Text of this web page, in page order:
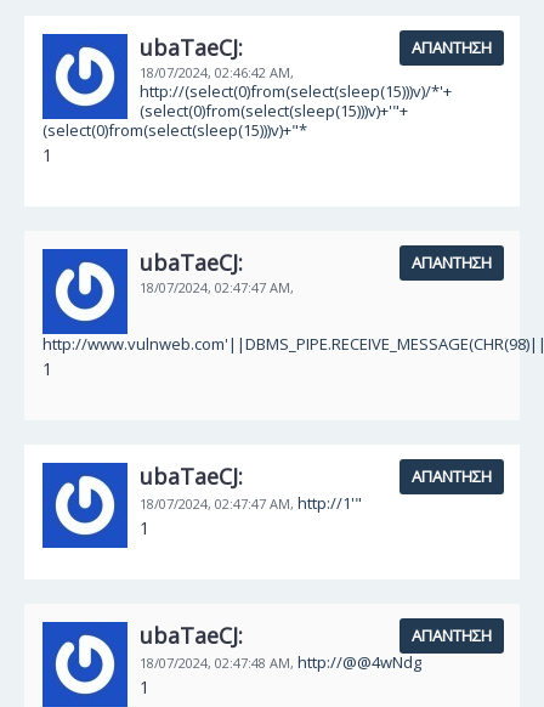
ubaTaeCJ:
18/07/2024, 02:46:42 AM,
http://(select(0)from(select(sleep(15)))v)/*'+
(select(0)from(select(sleep(15)))v)+'"+
(select(0)from(select(sleep(15)))v)+"*
ΑΠΆΝΤΗΣΗ
1
ubaTaeCJ:
18/07/2024, 02:47:47 AM,
http://
ΑΠΆΝΤΗΣΗ
1
ubaTaeCJ:
18/07/2024, 02:47:47 AM, http://1'"
ΑΠΆΝΤΗΣΗ
1
ubaTaeCJ:
18/07/2024, 02:47:48 AM, http://@@4wNdg
ΑΠΆΝΤΗΣΗ
1